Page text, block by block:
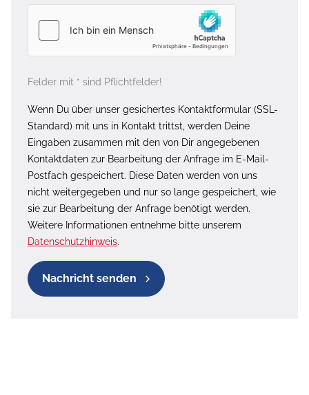
Felder mit * sind Pflichtfelder!
Wenn Du über unser gesichertes Kontaktformular (SSL-
Standard) mit uns in Kontakt trittst, werden Deine
Eingaben zusammen mit den von Dir angegebenen
Kontaktdaten zur Bearbeitung der Anfrage im E-Mail-
Postfach gespeichert. Diese Daten werden von uns
nicht weitergegeben und nur so lange gespeichert, wie
sie zur Bearbeitung der Anfrage benötigt werden.
Weitere Informationen entnehme bitte unserem
Datenschutzhinweis.
Nachricht senden